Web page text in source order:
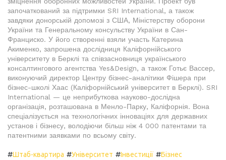
започаткований за підтримки SRI International, а також
завдяки донорській допомозі з США, Міністерству оборони
України та Генеральному консульству України в Сан-
Франциско. У його створенні взяли участь Катерина
Акименко, запрошена дослідниця Каліфорнійського
університету в Берклі та співзасновниця українського
консалтингового агентства Yes&Design, а також Готьє Вассер,
виконуючий директор Центру бізнес-аналітики Фішера при
бізнес-школі Хаас (Каліфорнійський університет в Берклі). SRI
International — це неприбуткова науково-дослідна
організація, розташована в Менло-Парку, Каліфорнія. Вона
спеціалізується на технологічних інноваціях для державних
установ і бізнесу, володіючи більш ніж 4 000 патентами та
патентними заявками по всьому світу.
#Штаб-квартира #Університет #Інвестиції #Бізнес